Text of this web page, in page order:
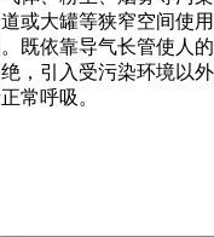
或大罐等狭窄空间使用
既依靠导气长管使人的
，引入受污染环境以外
常呼吸。